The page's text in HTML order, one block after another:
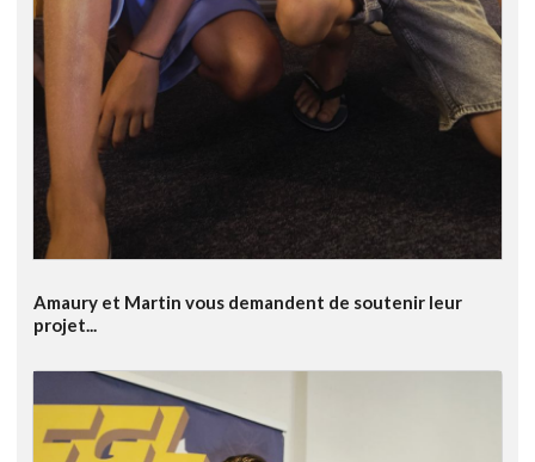
Amaury et Martin vous demandent de soutenir leur
projet...